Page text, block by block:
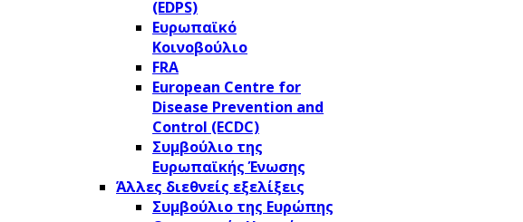
(EDPS)
Ευρωπαϊκό
Κοινοβούλιο
FRA
European Centre for
Disease Prevention and
Control (ECDC)
Συμβούλιο της
Ευρωπαϊκής Ένωσης
Άλλες διεθνείς εξελίξεις
Συμβούλιο της Ευρώπης